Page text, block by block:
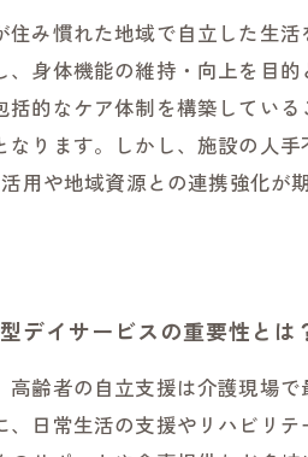
み慣れた地域で自立した生
身体機能の維持・向上を目
的なケア体制を構築してい
ります。しかし、施設の人
用や地域資源との連携強化
デイサービスの重要性とは
高齢者の自立支援は介護現場
日常生活の支援やリハビリ